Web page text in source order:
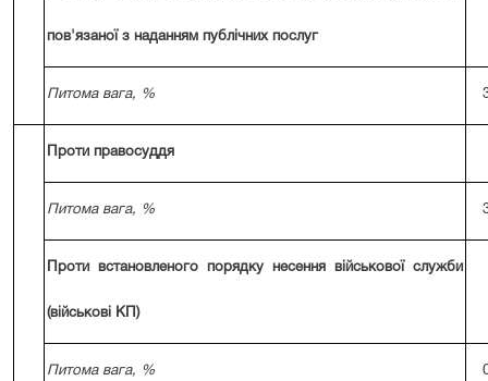
пов'язаної з наданням публічних послуг
Питома вага, %
Проти правосуддя
Питома вага, %
Проти встановленого порядку несення військової служби
(військові КП)
Питома вага, %